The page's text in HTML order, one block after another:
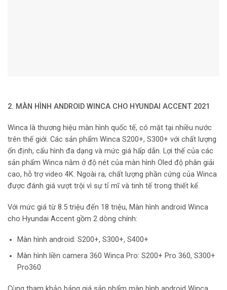
2. MÀN HÌNH ANDROID WINCA CHO HYUNDAI ACCENT 2021
Winca là thương hiệu màn hình quốc tế, có mặt tại nhiều nước
trên thế giới. Các sản phẩm Winca S200+, S300+ với chất lượng
ổn định, cấu hình đa dạng và mức giá hấp dẫn. Lợi thế của các
sản phẩm Winca nằm ở độ nét của màn hình Oled độ phân giải
cao, hỗ trợ video 4K. Ngoài ra, chất lượng phần cứng của Winca
được đánh giá vượt trội vì sự tỉ mĩ và tinh tế trong thiết kế.
Với mức giá từ 8.5 triệu đến 18 triệu, Màn hình android Winca
cho Hyundai Accent gồm 2 dòng chính:
Màn hình android: S200+, S300+, S400+
Màn hình liền camera 360 Winca Pro: S200+ Pro 360, S300+
Pro360